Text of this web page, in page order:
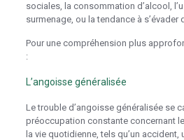
sociales, la consommation d’alcool,
surmenage, ou la tendance à s’évader
Pour une compréhension plus
:
L’angoisse généralisée
Le trouble d’angoisse généralisée se
préoccupation constante concernant
la vie quotidienne, tels qu’un